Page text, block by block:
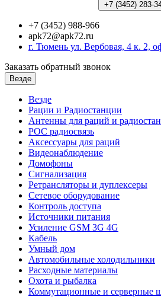
+7 (3452) 283-
+7 (3452) 988-966
apk72@apk72.ru
г. Тюмень ул. Вербовая, 4 к. 2,
Заказать обратный звонок
Везде
Везде
Рации и Радиостанции
Антенны для раций и
POC радиосвязь
Аксессуары для раций
Видеонаблюдение
Домофоны
Сигнализация
Ретрансляторы и дуплексеры
Сетевое оборудование
Контроль доступа
Источники питания
Усиление GSM 3G 4G
Кабель
Умный дом
Автомобильные холодильники
Расходные материалы
Охота и рыбалка
Коммутационные и серверные